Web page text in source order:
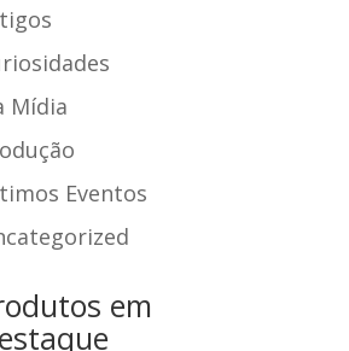
Mídia
Eventos
em